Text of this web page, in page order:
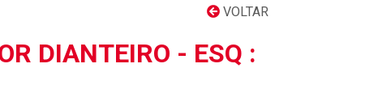
VOLTAR
DIANTEIRO - ESQ :